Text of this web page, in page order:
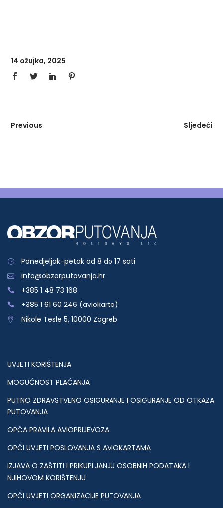
14 ožujka, 2025
Previous Sljedeći
Ponedjeljak-petak od 8 do 17 sati
info@obzorputovanja.hr
+385 1 48 73 168
+385 1 61 60 246 (aviokarte)
Nikole Tesle 5, 10000 Zagreb
UVJETI KORIŠTENJA
MOGUĆNOST PLAĆANJA
PUTNO ZDRAVSTVENO OSIGURANJE I OSIGURANJE OD OTKAZA
PUTOVANJA
OPĆA PRAVILA AVIOPRIJEVOZA
OPĆI UVJETI POSLOVANJA S AVIOKARTAMA
IZJAVA O ZAŠTITI I PRIKUPLJANJU OSOBNIH PODATAKA I
NJIHOVOM KORIŠTENJU
OPĆI UVJETI ORGANIZACIJE PUTOVANJA